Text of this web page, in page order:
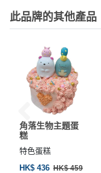
此品牌的其他產品
角落生物主題蛋
糕
特色蛋糕
HK$ 436 HK$ 459